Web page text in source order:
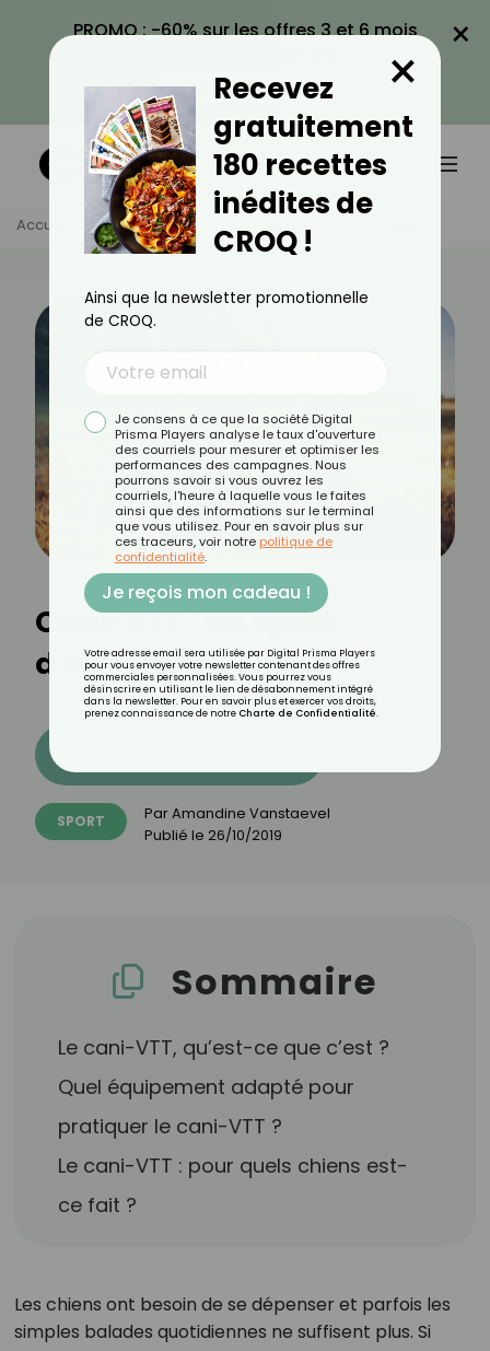
PROMO : -60% sur les offres 3 et 6 mois
VOIR LA PROMO
×
Accueil Actus Sport Cani-VTT : Un Sport D'équipe
Cani-VTT : un sport
d'équipe
SPORT ParAmandine Vanstaevel
Publié le 26/10/2019
Sommaire
Le cani-VTT, qu’est-ce que c’est ?
Quel équipement adapté pour
pratiquer le cani-VTT ?
Le cani-VTT : pour quels chiens est-
ce fait ?
Les chiens ont besoin de se dépenser et parfois les
simples balades quotidiennes ne suffisent plus. Si
Recevez
gratuitement
180 recettes
inédites de
CROQ !
×
Ainsi que la newsletter promotionnelle
de CROQ.
Je consens à ce que la société Digital
Prisma Players analyse le taux d'ouverture
des courriels pour mesurer et optimiser les
performances des campagnes. Nous
pourrons savoir si vous ouvrez les
courriels, l'heure à laquelle vous le faites
ainsi que des informations sur le terminal
que vous utilisez. Pour en savoir plus sur
ces traceurs, voir notre politique de
confidentialité.
Je reçois mon cadeau !
Votre adresse email sera utilisée par Digital Prisma Players
pour vous envoyer votre newsletter contenant des offres
commerciales personnalisées. Vous pourrez vous
désinscrire en utilisant le lien de désabonnement intégré
dans la newsletter. Pour en savoir plus et exercer vos droits,
prenez connaissance de notre Charte de Confidentialité.